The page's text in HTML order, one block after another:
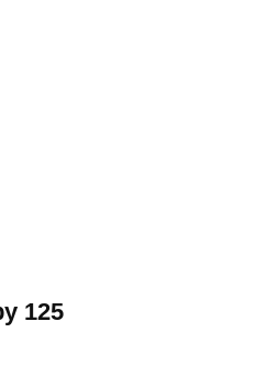
125